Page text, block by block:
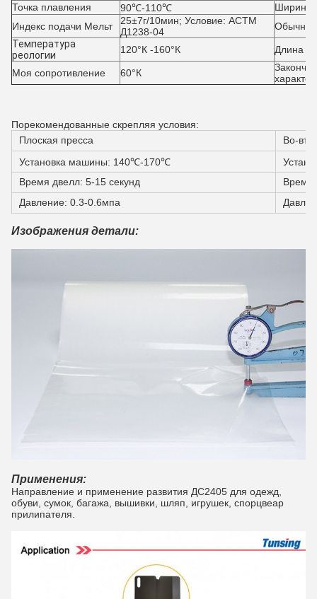
Точка плавления
90℃-110℃
Ширина
Индекс подачи Мельт
25±7г/10мин; Условие: АСТМ
Д1238-04
Температура
реологии
120°К -160°К Длина
Моя сопротивление 60°К
Порекомендованные скрепляя условия:
Плоская пресса
Во-
Установка машины: 140℃-170℃
Время двелл: 5-15 секунд
Время
Давление: 0.3-0.6мпа
Изображения детали:
Применения:
Направление и применение развития ДС2405 для одежд,
обуви, сумок, багажа, вышивки, шляп, игрушек, спорцвеар
прилипателя.